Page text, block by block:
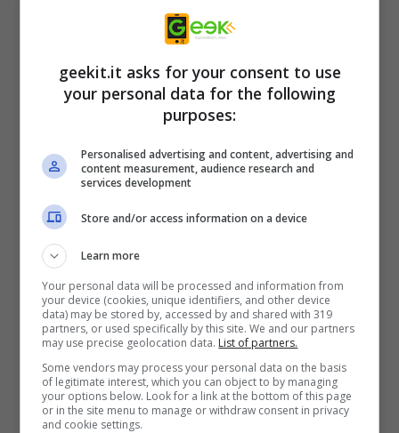
funzionamento affidabile di reti e
telecomunicazioni dei dispositivi Samsung, la
violazione di Apple è troppo grave.La
richiesta per l’
iPhone 4Snon è una sorpresa
minacciato di farlo prima che Apple ha
presentato anche la sua prossima
generazione di smartphone.La disputa sui
brevetti tra Apple e Samsung è iniziata nel
mese di aprile, quando Apple ha citato
Samsung per copiare il look del suo iPhone e
iPad per la linea Galaxy, per includere 13
prodotti di più, tra cui la Galassia Tab 10.1, 4G
Nexus S.
geekit.it asks for your consent to use
your personal data for the following
purposes:
Personalised advertising and content, advertising and
content measurement, audience research and
services development
Store and/or access information on a device
Learn more
Your personal data will be processed and information from
your device (cookies, unique identifiers, and other device
data) may be stored by, accessed by and shared with 319
partners, or used specifically by this site. We and our partners
may use precise geolocation data. List of partners.
Some vendors may process your personal data on the basis
of legitimate interest, which you can object to by managing
your options below. Look for a link at the bottom of this page
or in the site menu to manage or withdraw consent in privacy
and cookie settings.